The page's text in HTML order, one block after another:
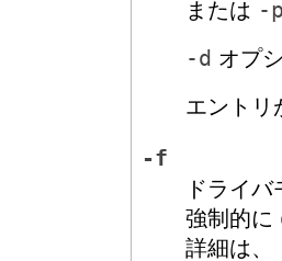
または -
-d オプ
エントリ
-f
ドライ
強制的に
詳細は、